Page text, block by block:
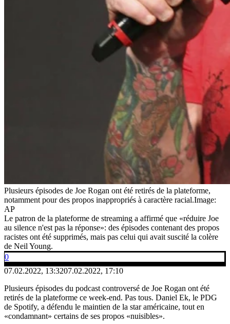
Plusieurs épisodes de Joe Rogan ont été retirés de la plateforme,
notamment pour des propos inappropriés à caractère racial.Image:
AP
Le patron de la plateforme de streaming a affirmé que «réduire Joe
au silence n'est pas la réponse»: des épisodes contenant des propos
racistes ont été supprimés, mais pas celui qui avait suscité la colère
de Neil Young.
0
07.02.2022, 13:3207.02.2022, 17:10
Plusieurs épisodes du podcast controversé de Joe Rogan ont été
retirés de la plateforme ce week-end. Pas tous. Daniel Ek, le PDG
de Spotify, a défendu le maintien de la star américaine, tout en
«condamnant» certains de ses propos «nuisibles».